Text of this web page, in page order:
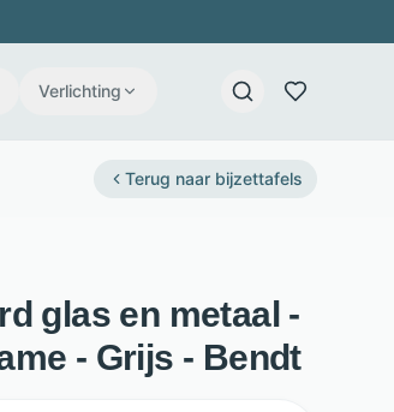
Verlichting
Terug naar bijzettafels
glas en metaal -
- Grijs - Bendt